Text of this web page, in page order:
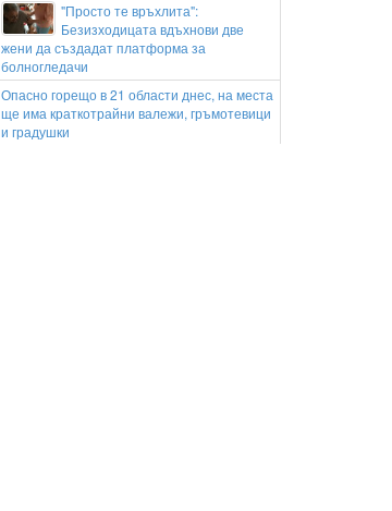
"Просто те връхлита":
Безизходицата вдъхнови две
жени да създадат платформа за
болногледачи
Опасно горещо в 21 области днес, на места
ще има краткотрайни валежи, гръмотевици
и градушки